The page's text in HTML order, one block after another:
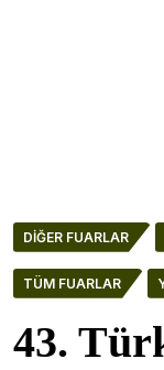
DIĞER FUARLAR
TÜM FUARLAR
43.